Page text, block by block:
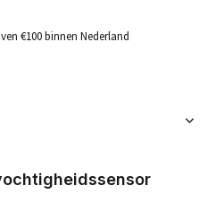
€100 binnen Nederland